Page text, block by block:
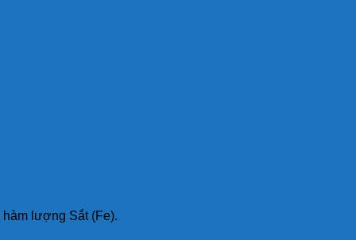
lượng Sắt (Fe).